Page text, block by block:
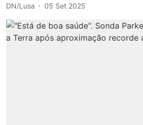
DN/Lusa 05 Set 2025